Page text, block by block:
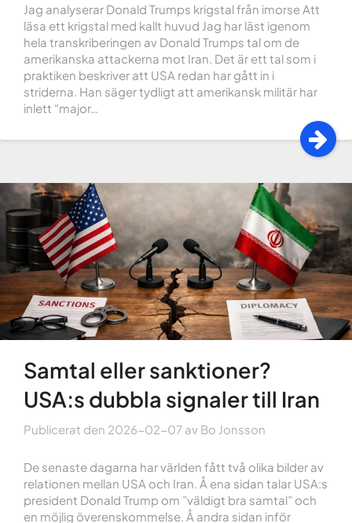
Jag analyserar Donald Trumps krigstal från imorse Att
läsa ett krigstal med kallt huvud Jag har läst igenom
hela transkriberingen av Donald Trumps tal om de
amerikanska attackerna mot Iran. Det är ett tal som i
praktiken beskriver att USA redan har gått in i
striderna. Han säger tydligt att amerikansk militär har
inlett “major…
Samtal eller sanktioner?
USA:s dubbla signaler till Iran
Publicerat den 2026-02-07 av Bo Jonsson
De senaste dagarna har världen fått två olika bilder av
relationen mellan USA och Iran. Å ena sidan talar USA:s
president Donald Trump om ”väldigt bra samtal” och
en möjlig överenskommelse. Å andra sidan inför